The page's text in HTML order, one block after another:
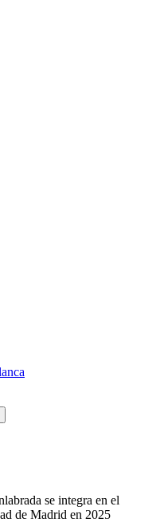
se integra en el
de Madrid en 2025